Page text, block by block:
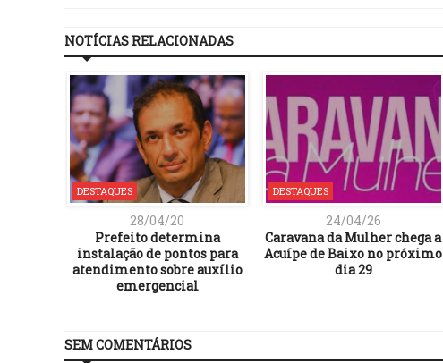
NOTÍCIAS RELACIONADAS
DESTAQUES
28/04/20
Prefeito determina
instalação de pontos para
atendimento sobre auxílio
emergencial
DESTAQUES
24/04/26
Caravana da Mulher chega a
Acuípe de Baixo no próximo
dia 29
SEM COMENTÁRIOS